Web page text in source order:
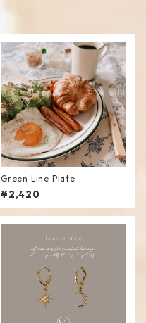
Green Line Plate
¥2,420